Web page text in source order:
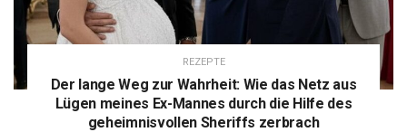
REZEPTE
Der lange Weg zur Wahrheit: Wie das Netz aus
Lügen meines Ex-Mannes durch die Hilfe des
geheimnisvollen Sheriffs zerbrach